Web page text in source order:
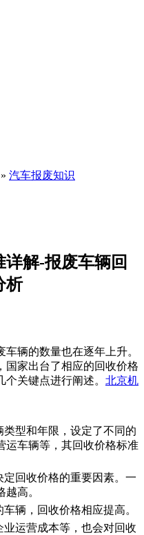
» 汽车报废知识
解-报废车辆回
析
辆的数量也在逐年上升。
国家出台了相应的回收价格
关键点进行阐述。 北京机
型和年限，设定了不同的
运车辆等，其回收价格标准
回收价格的重要因素。一
高。
辆，回收价格相应提高。
运营成本等，也会对回收